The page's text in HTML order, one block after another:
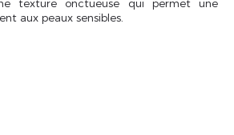
texture onctueuse qui permet une
aux peaux sensibles.